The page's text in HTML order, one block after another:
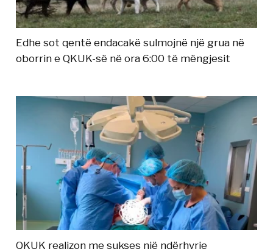
Edhe sot qentë endacakë sulmojnë një grua në
oborrin e QKUK-së në ora 6:00 të mëngjesit
QKUK realizon me sukses një ndërhyrje